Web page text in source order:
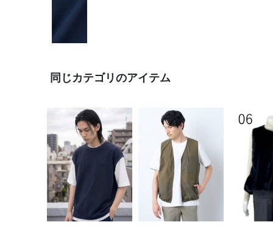
同じカテゴリのアイテム